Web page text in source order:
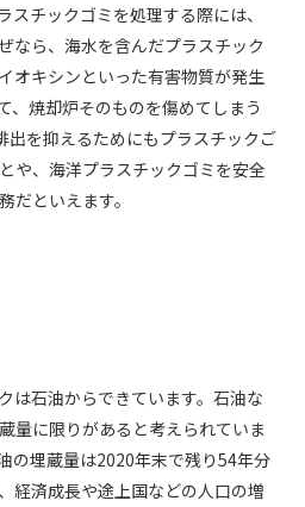
スチックゴミを処理する際には、
なら、海水を含んだプラスチック
オキシンといった有害物質が発生
、焼却炉そのものを傷めてしまう
出を抑えるためにもプラスチックご
や、海洋プラスチックゴミを安全
だといえます。
は石油からできています。石油な
量に限りがあると考えられていま
の埋蔵量は2020年末で残り54年分
経済成長や途上国などの人口の増